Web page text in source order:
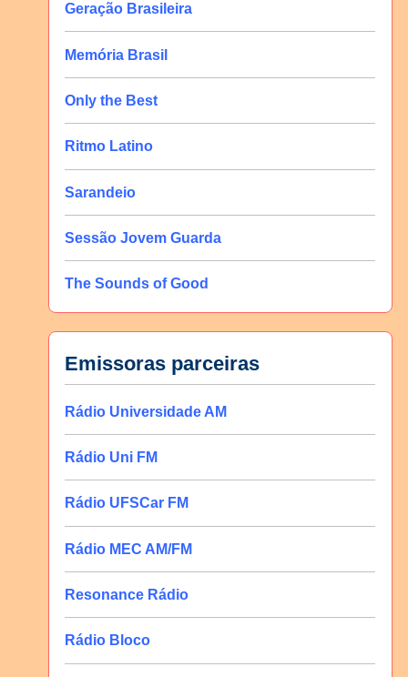
Geração Brasileira
Memória Brasil
Only the Best
Ritmo Latino
Sarandeio
Sessão Jovem Guarda
The Sounds of Good
Emissoras parceiras
Rádio Universidade AM
Rádio Uni FM
Rádio UFSCar FM
Rádio MEC AM/FM
Resonance Rádio
Rádio Bloco